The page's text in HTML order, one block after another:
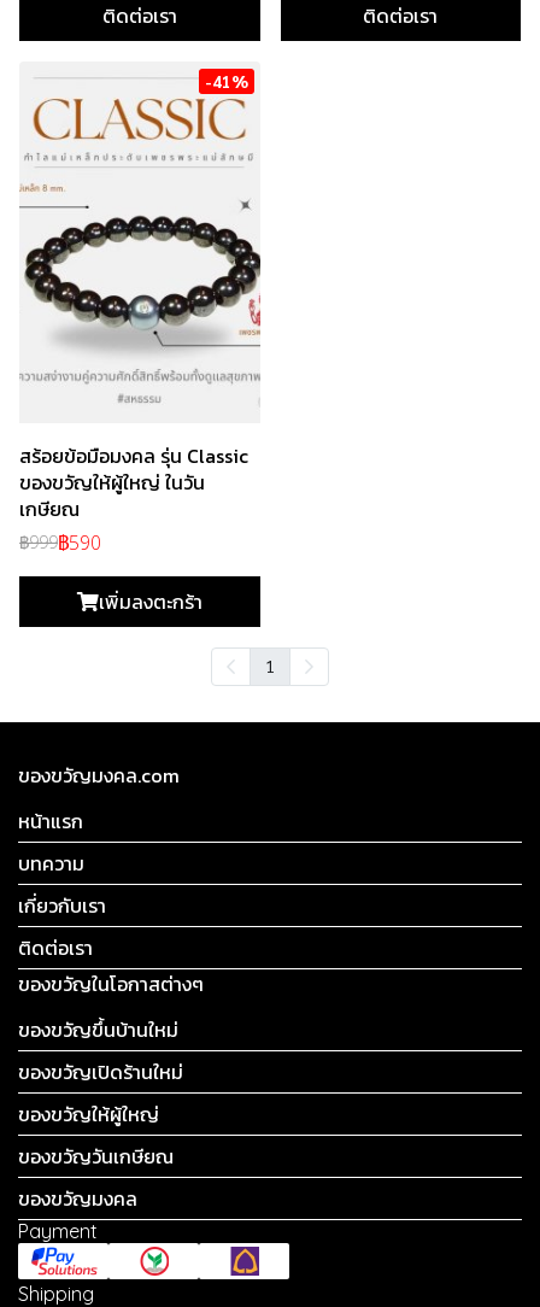
ติดต่อเรา
ติดต่อเรา
-41%
สร้อยข้อมือมงคล รุ่น Classic
ของขวัญให้ผู้ใหญ่ ในวัน
เกษียณ
฿999฿590
เพิ่มลงตะกร้า
1
ของขวัญมงคล.com
หน้าแรก
บทความ
เกี่ยวกับเรา
ติดต่อเรา
ของขวัญในโอกาสต่างๆ
ของขวัญขึ้นบ้านใหม่
ของขวัญเปิดร้านใหม่
ของขวัญให้ผู้ใหญ่
ของขวัญวันเกษียณ
ของขวัญมงคล
Payment
Shipping